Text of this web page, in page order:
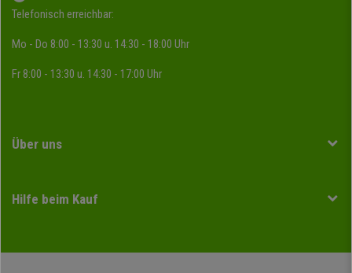
Telefonisch erreichbar:
Mo - Do 8:00 - 13:30 u. 14:30 - 18:00 Uhr
Fr 8:00 - 13:30 u. 14:30 - 17:00 Uhr
Über uns
Hilfe beim Kauf